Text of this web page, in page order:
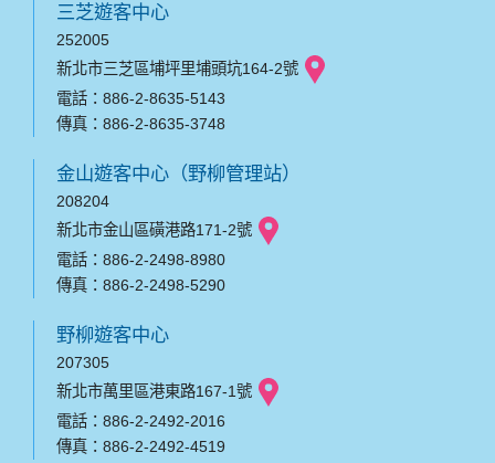
三芝遊客中心
252005
新北市三芝區埔坪里埔頭坑164-2號
電話：886-2-8635-5143
傳真：886-2-8635-3748
金山遊客中心（野柳管理站）
208204
新北市金山區磺港路171-2號
電話：886-2-2498-8980
傳真：886-2-2498-5290
野柳遊客中心
207305
新北市萬里區港東路167-1號
電話：886-2-2492-2016
傳真：886-2-2492-4519